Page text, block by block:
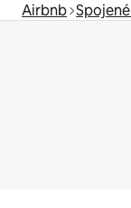
Airbnb